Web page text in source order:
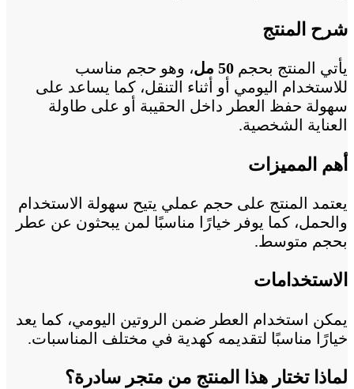
شرح المنتج
يأتي المنتج بحجم 50 مل
، وهو حجم مناسب
للاستخدام اليومي أو أثناء التنقل، كما يساعد على
سهولة حفظ العطر داخل الحقيبة أو على طاولة
العناية الشخصية.
أهم المميزات
يعتمد المنتج على حجم عملي يتيح سهولة الاستخدام
والحمل، كما يوفر خيارًا مناسبًا لمن يبحثون عن عطر
بحجم متوسط.
الاستخدامات
يمكن استخدام العطر ضمن الروتين اليومي، كما يعد
خيارًا مناسبًا لتقديمه كهدية في مختلف المناسبات.
لماذا تختار هذا المنتج من متجر سادرة؟